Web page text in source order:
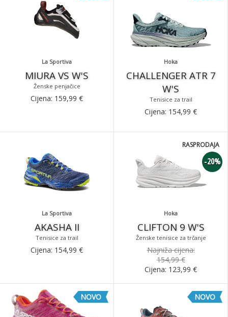
La Sportiva
MIURA VS W'S
Ženske penjačice
Cijena: 159,99 €
Hoka
CHALLENGER ATR 7
W'S
Tenisice za trail
Cijena: 154,99 €
La Sportiva
AKASHA II
Tenisice za trail
Cijena: 154,99 €
Hoka
CLIFTON 9 W'S
Ženske tenisice za trčanje
-20%
RASPRODAJA
Najniža cijena:
154,99 €
Cijena: 123,99 €
NOVO NOVO